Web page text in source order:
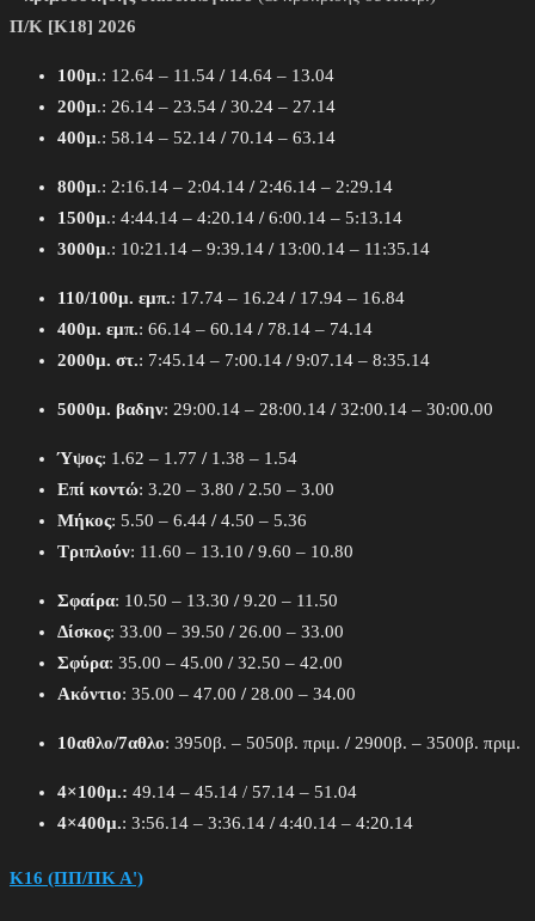
Π/Κ [Κ18] 2026
100μ.: 12.64 – 11.54 /14.64 – 13.04
200μ.: 26.14 – 23.54 /30.24 – 27.14
400μ.: 58.14 – 52.14 /70.14 – 63.14
800μ.: 2:16.14 – 2:04.14 /2:46.14 – 2:29.14
1500μ.: 4:44.14 – 4:20.14 /6:00.14 – 5:13.14
3000μ.: 10:21.14 – 9:39.14 /13:00.14 – 11:35.14
110/100μ. εμπ.: 17.74 – 16.24 /17.94 – 16.84
400μ. εμπ.: 66.14 – 60.14 /78.14 – 74.14
2000μ. στ.: 7:45.14 – 7:00.14 /9:07.14 – 8:35.14
5000μ. βαδην: 29:00.14 – 28:00.14 /32:00.14 – 30:00.00
Ύψος: 1.62 – 1.77 /1.38 – 1.54
Επί κοντώ: 3.20 – 3.80 /2.50 – 3.00
Μήκος: 5.50 – 6.44 /4.50 – 5.36
Τριπλούν: 11.60 – 13.10 /9.60 – 10.80
Σφαίρα: 10.50 – 13.30 /9.20 – 11.50
Δίσκος: 33.00 – 39.50 /26.00 – 33.00
Σφύρα: 35.00 – 45.00 /32.50 – 42.00
Ακόντιο: 35.00 – 47.00 /28.00 – 34.00
10αθλο/7αθλο: 3950β. – 5050β. πριμ. /2900β. – 3500β. πριμ.
4×100μ.: 49.14 – 45.14 / 57.14 – 51.04
4×400μ.: 3:56.14 – 3:36.14 /4:40.14 – 4:20.14
Κ16 (ΠΠ/ΠΚ Α')